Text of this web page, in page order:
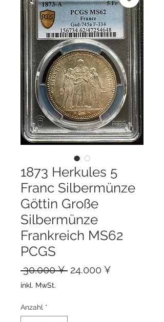
1873 Herkules 5
Franc Silbermünze
Göttin Große
Silbermünze
Frankreich MS62
PCGS
30.000 ¥ Standardpreis
24.000 ¥
inkl. MwSt.
Anzahl *